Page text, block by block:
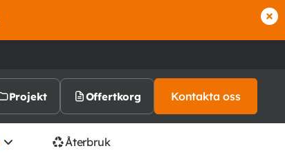
Projekt Offertkorg Kontakta oss
Återbruk